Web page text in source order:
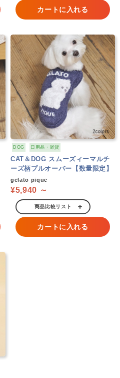
カートに入れる
DOG 日用品・雑貨
CAT＆DOG スムーズィーマルチ
ーズ柄プルオーバー【数量限定】
gelato pique
¥5,940 ～
商品比較リスト
カートに入れる